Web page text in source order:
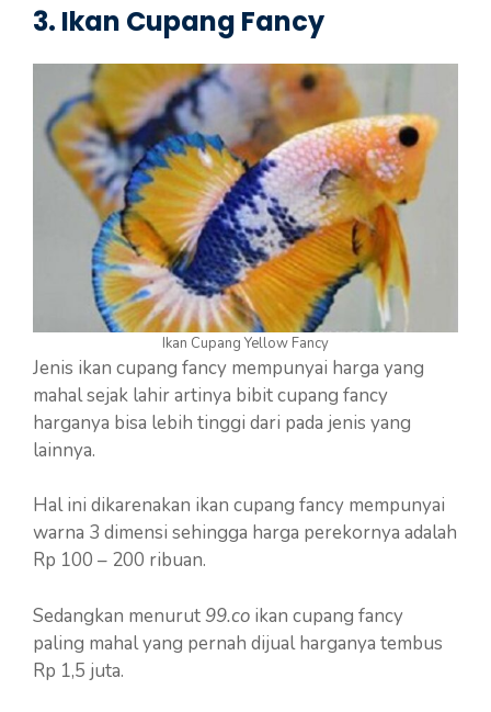
3. Ikan Cupang Fancy
Ikan Cupang Yellow Fancy
Jenis ikan cupang fancy mempunyai harga yang
mahal sejak lahir artinya bibit cupang fancy
harganya bisa lebih tinggi dari pada jenis yang
lainnya.
Hal ini dikarenakan ikan cupang fancy mempunyai
warna 3 dimensi sehingga harga perekornya adalah
Rp 100 – 200 ribuan.
Sedangkan menurut99.co ikan cupang fancy
paling mahal yang pernah dijual harganya tembus
Rp 1,5 juta.